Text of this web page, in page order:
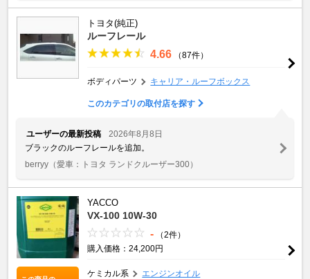
トヨタ(純正)
ルーフレール
4.66 （87件）
ボディパーツ キャリア・ルーフボックス
このカテゴリの取付店を探す
ユーザーの最新投稿
2026年8月8日
ブラックのルーフレールを追加。
berryy （愛車：トヨタ ランドクルーザー300）
YACCO
VX-100 10W-30
-
（2件）
購入価格：24,200円
ケミカル系 エンジンオイル